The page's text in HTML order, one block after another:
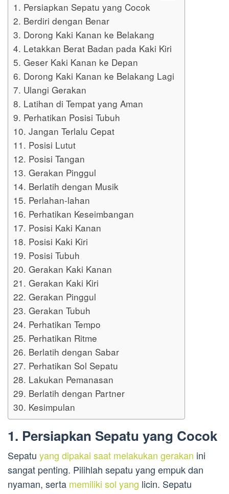
1. Persiapkan Sepatu yang Cocok
2. Berdiri dengan Benar
3. Dorong Kaki Kanan ke Belakang
4. Letakkan Berat Badan pada Kaki Kiri
5. Geser Kaki Kanan ke Depan
6. Dorong Kaki Kanan ke Belakang Lagi
7. Ulangi Gerakan
8. Latihan di Tempat yang Aman
9. Perhatikan Posisi Tubuh
10. Jangan Terlalu Cepat
11. Posisi Lutut
12. Posisi Tangan
13. Gerakan Pinggul
14. Berlatih dengan Musik
15. Perlahan-lahan
16. Perhatikan Keseimbangan
17. Posisi Kaki Kanan
18. Posisi Kaki Kiri
19. Posisi Tubuh
20. Gerakan Kaki Kanan
21. Gerakan Kaki Kiri
22. Gerakan Pinggul
23. Gerakan Tubuh
24. Perhatikan Tempo
25. Perhatikan Ritme
26. Berlatih dengan Sabar
27. Perhatikan Sol Sepatu
28. Lakukan Pemanasan
29. Berlatih dengan Partner
30. Kesimpulan
1. Persiapkan Sepatu yang Cocok
Sepatu yang dipakai saat melakukan gerakan ini
sangat penting. Pilihlah sepatu yang empuk dan
nyaman, serta memiliki sol yang licin. Sepatu